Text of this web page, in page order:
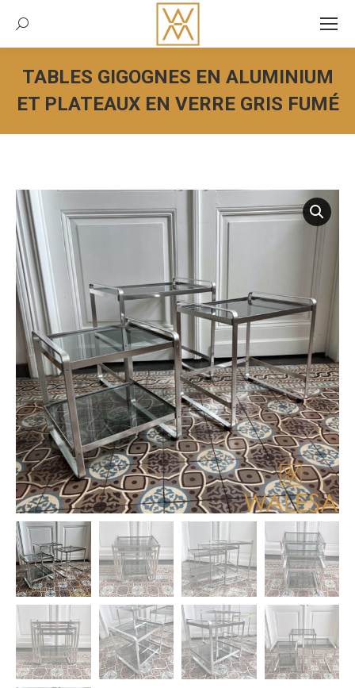
Recherche:
TABLES GIGOGNES EN ALUMINIUM
ET PLATEAUX EN VERRE GRIS FUMÉ
Vous êtes ici :